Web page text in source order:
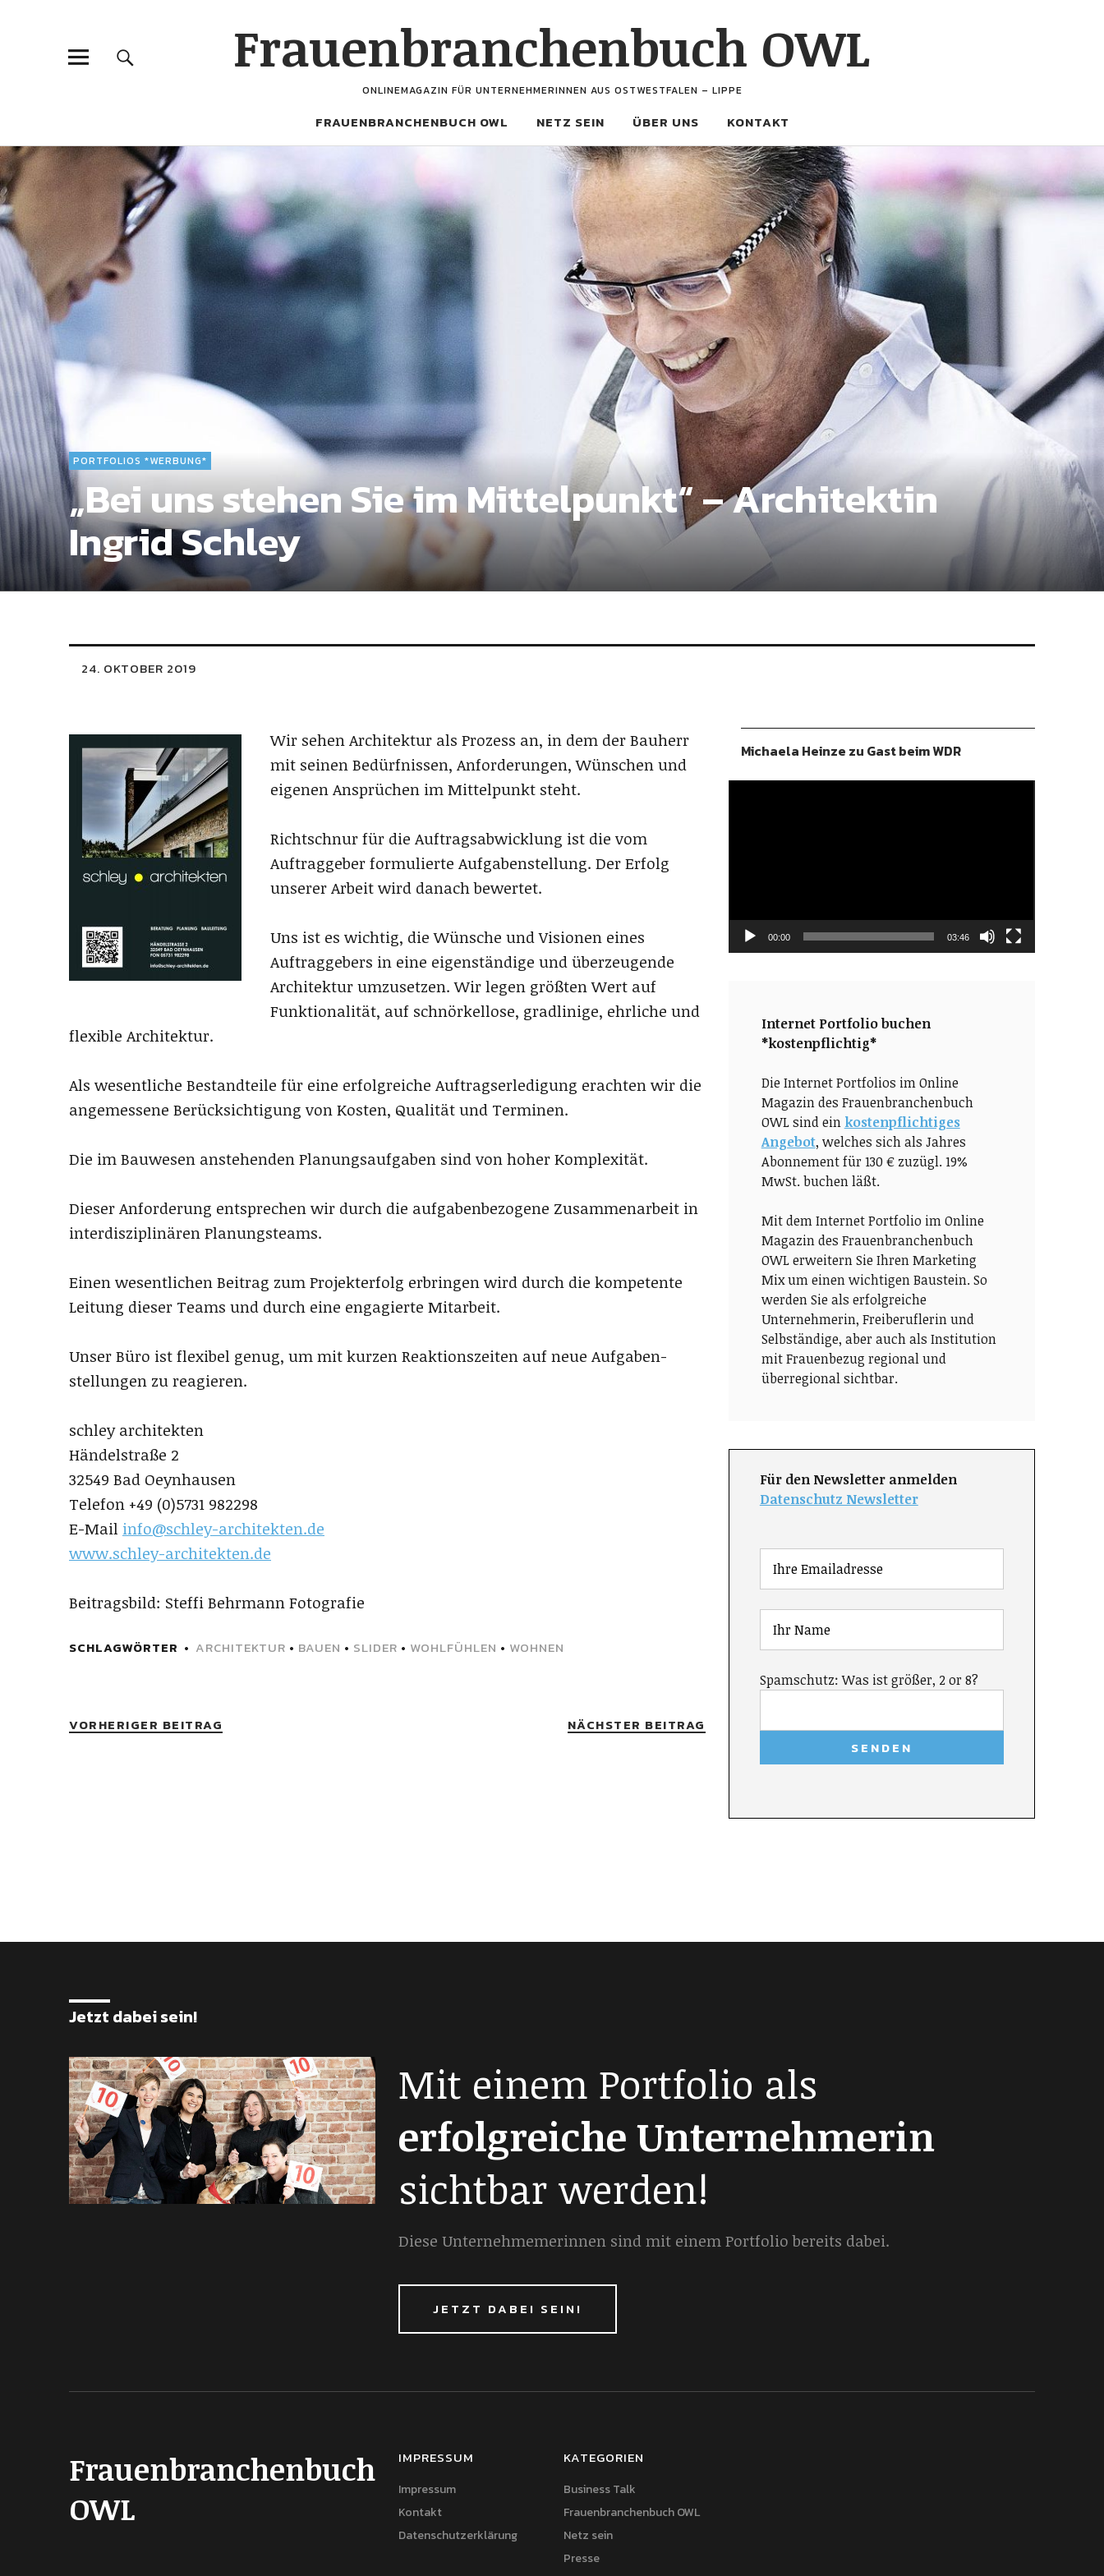
Frauenbranchenbuch OWL
ONLINEMAGAZIN FÜR UNTERNEHMERINNEN AUS OSTWESTFALEN – LIPPE
FRAUENBRANCHENBUCH OWL NETZ SEIN ÜBER UNS KONTAKT
PORTFOLIOS *WERBUNG*
„Bei uns stehen Sie im Mittelpunkt“ – Architektin
Ingrid Schley
24. OKTOBER 2019
Wir sehen Architektur als Prozess an, in dem der Bauherr
mit seinen Bedürfnissen, Anforderungen, Wünschen und
eigenen Ansprüchen im Mittelpunkt steht.
Richtschnur für die Auftragsabwicklung ist die vom
Auftraggeber formulierte Aufgabenstellung. Der Erfolg
unserer Arbeit wird danach bewertet.
Uns ist es wichtig, die Wünsche und Visionen eines
Auftraggebers in eine eigenständige und überzeugende
Architektur umzusetzen. Wir legen größten Wert auf
Funktionalität, auf schnörkellose, gradlinige, ehrliche und
flexible Architektur.
Als wesentliche Bestandteile für eine erfolgreiche Auftragserledigung erachten wir die
angemessene Berücksichtigung von Kosten, Qualität und Terminen.
Die im Bauwesen anstehenden Planungsaufgaben sind von hoher Komplexität.
Dieser Anforderung entsprechen wir durch die aufgabenbezogene Zusammenarbeit in
interdisziplinären Planungsteams.
Einen wesentlichen Beitrag zum Projekterfolg erbringen wird durch die kompetente
Leitung dieser Teams und durch eine engagierte Mitarbeit.
Unser Büro ist flexibel genug, um mit kurzen Reaktionszeiten auf neue Aufgaben-
stellungen zu reagieren.
schley architekten
Händelstraße 2
32549 Bad Oeynhausen
Telefon +49 (0)5731 982298
E-Mail info@schley-architekten.de
www.schley-architekten.de
Beitragsbild: Steffi Behrmann Fotografie
SCHLAGWÖRTER ARCHITEKTUR • BAUEN • SLIDER • WOHLFÜHLEN • WOHNEN
VORHERIGER BEITRAG NÄCHSTER BEITRAG
Michaela Heinze zu Gast beim WDR
00:00 03:46
Internet Portfolio buchen
*kostenpflichtig*
Die Internet Portfolios im Online
Magazin des Frauenbranchenbuch
OWL sind ein kostenpflichtiges
Angebot, welches sich als Jahres
Abonnement für 130 € zuzügl. 19%
MwSt. buchen läßt.
Mit dem Internet Portfolio im Online
Magazin des Frauenbranchenbuch
OWL erweitern Sie Ihren Marketing
Mix um einen wichtigen Baustein. So
werden Sie als erfolgreiche
Unternehmerin, Freiberuflerin und
Selbständige, aber auch als Institution
mit Frauenbezug regional und
überregional sichtbar.
Für den Newsletter anmelden
Datenschutz Newsletter
Spamschutz: Was ist größer, 2 or 8?
Jetzt dabei sein!
Mit einem Portfolio als
erfolgreiche Unternehmerin
sichtbar werden!
Diese Unternehmemerinnen sind mit einem Portfolio bereits dabei.
JETZT DABEI SEIN!
Frauenbranchenbuch
OWL
IMPRESSUM
Impressum
Kontakt
Datenschutzerklärung
KATEGORIEN
Business Talk
Frauenbranchenbuch OWL
Netz sein
Presse